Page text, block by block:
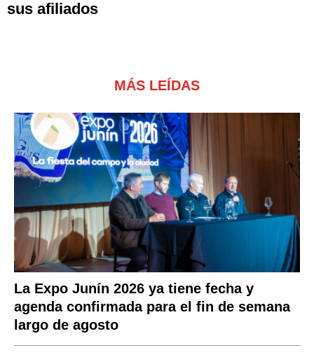
sus afiliados
MÁS LEÍDAS
La Expo Junín 2026 ya tiene fecha y
agenda confirmada para el fin de semana
largo de agosto